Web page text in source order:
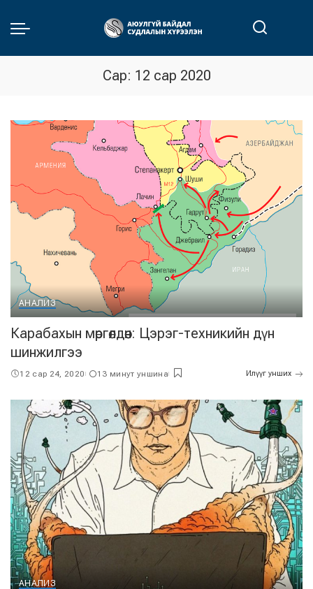
Сар: 12 сар 2020
АНАЛИЗ
Карабахын мөргөлдөөн: Цэрэг-техникийн дүн
шинжилгээ
12 сар 24, 2020 13 минут уншина Илүүг унших
АНАЛИЗ